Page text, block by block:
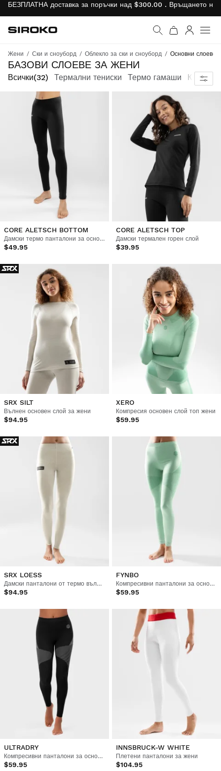
БЕЗПЛАТНА доставка за поръчки над $300.00 . Връщането на
Към началната
Siroko.com
Жени Ски и сноуборд Облекло за ски и сноуборд Основни слоеве
БАЗОВИ СЛОЕВЕ ЗА ЖЕНИ
Всички(32) Термални тениски Термо гамаши
CORE ALETSCH BOTTOM
Дамски термо панталони за основен слой
$49.95
CORE ALETSCH TOP
Дамски термален горен слой
$39.95
SRX SILT
Вълнен основен слой за жени
$94.95
XERO
Компресия основен слой топ жени
$59.95
SRX LOESS
Дамски панталони от термо вълна за основен слой
$94.95
FYNBO
Компресивни панталони за основен слой жени
$59.95
ULTRADRY
Компресивни панталони за основен слой жени
$59.95
INNSBRUCK-W WHITE
Плетени панталони за жени
$104.95